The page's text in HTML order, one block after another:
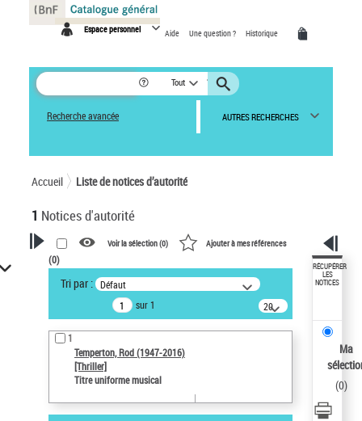
Espace personnel Aide Une question ? Historique
Tout
Recherche avancée AUTRES RECHERCHES
Accueil Liste de notices d’autorité
1 Notices d'autorité
VOTRE RECHERCHE
Recherche avancée dans les
notices d’autorité
Œuvres liées à l'auteur :
Temperton, Rod (1947-2016)
Auteur d’œuvre
Voir la sélection (0) Ajouter à mes références
(0)
Tri par : Défaut
sur 1
20
résultats/page
1
Temperton, Rod (1947-2016)
[Thriller]
Titre uniforme musical
RÉCUPÉRER
LES
NOTICES
Ma
(0)
Panneau de gestion des cookies